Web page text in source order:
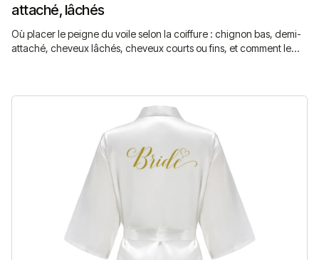
attaché, lâchés
Où placer le peigne du voile selon la coiffure : chignon bas, demi-
attaché, cheveux lâchés, cheveux courts ou fins, et comment le